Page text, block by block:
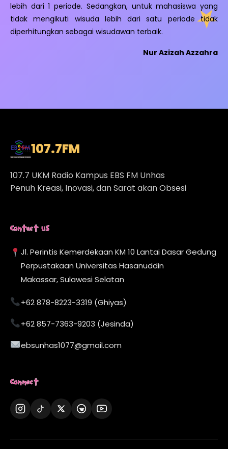
lebih dari 1 periode. Sedangkan, untuk mahasiswa yang
tidak mengikuti wisuda lebih dari satu periode tidak
diperhitungkan sebagai wisudawan terbaik.
Nur Azizah Azzahra
107.7FM
107.7 UKM Radio Kampus EBS FM Unhas
Penuh Kreasi, Inovasi, dan Sarat akan Obsesi
Contact Us
Jl. Perintis Kemerdekaan KM 10 Lantai Dasar Gedung
Perpustakaan Universitas Hasanuddin
Makassar, Sulawesi Selatan
+62 878-8223-3319 (Ghiyas)
+62 857-7363-9203 (Jesinda)
ebsunhas1077@gmail.com
Connect